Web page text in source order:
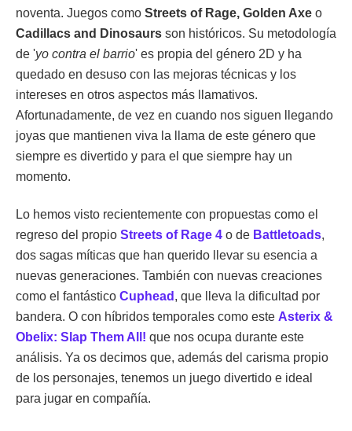
noventa. Juegos como Streets of Rage, Golden Axe o
Cadillacs and Dinosaurs son históricos. Su metodología
de 'yo contra el barrio' es propia del género 2D y ha
quedado en desuso con las mejoras técnicas y los
intereses en otros aspectos más llamativos.
Afortunadamente, de vez en cuando nos siguen llegando
joyas que mantienen viva la llama de este género que
siempre es divertido y para el que siempre hay un
momento.
Lo hemos visto recientemente con propuestas como el
regreso del propio Streets of Rage 4 o de Battletoads,
dos sagas míticas que han querido llevar su esencia a
nuevas generaciones. También con nuevas creaciones
como el fantástico Cuphead , que lleva la dificultad por
bandera. O con híbridos temporales como este Asterix &
Obelix: Slap Them All! que nos ocupa durante este
análisis. Ya os decimos que, además del carisma propio
de los personajes, tenemos un juego divertido e ideal
para jugar en compañía.